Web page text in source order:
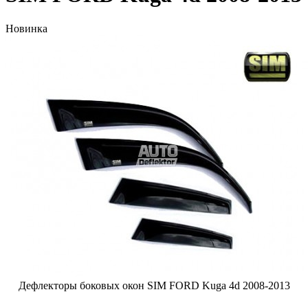
Новинка
Дефлекторы боковых окон SIM FORD Kuga 4d 2008-2013